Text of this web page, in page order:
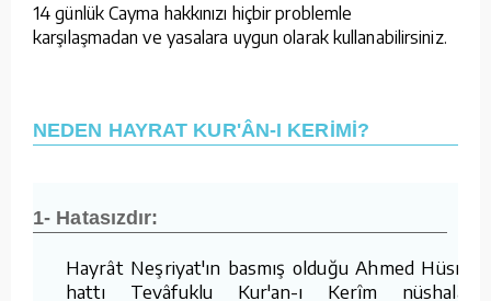
14 günlük Cayma hakkınızı hiçbir problemle
karşılaşmadan ve yasalara uygun olarak kullanabilirsiniz.
NEDEN HAYRAT KUR'ÂN-I KERİMİ?
1- Hatasızdır:
Hayrât Neşriyat'ın basmış olduğu Ahmed Hüsrev
hattı Tevâfuklu Kur'an-ı Kerîm nüshaları,